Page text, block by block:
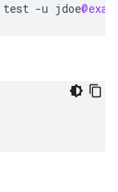
test -u jdoe